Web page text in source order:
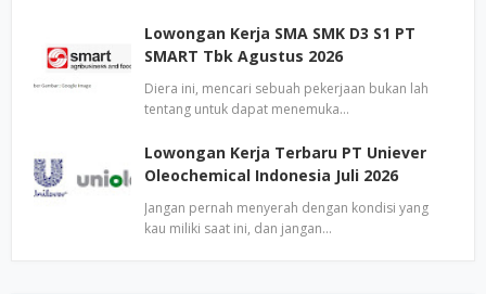
Lowongan Kerja SMA SMK D3 S1 PT
SMART Tbk Agustus 2026
Diera ini, mencari sebuah pekerjaan bukan lah
tentang untuk dapat menemuka…
Lowongan Kerja Terbaru PT Uniever
Oleochemical Indonesia Juli 2026
Jangan pernah menyerah dengan kondisi yang
kau miliki saat ini, dan jangan…